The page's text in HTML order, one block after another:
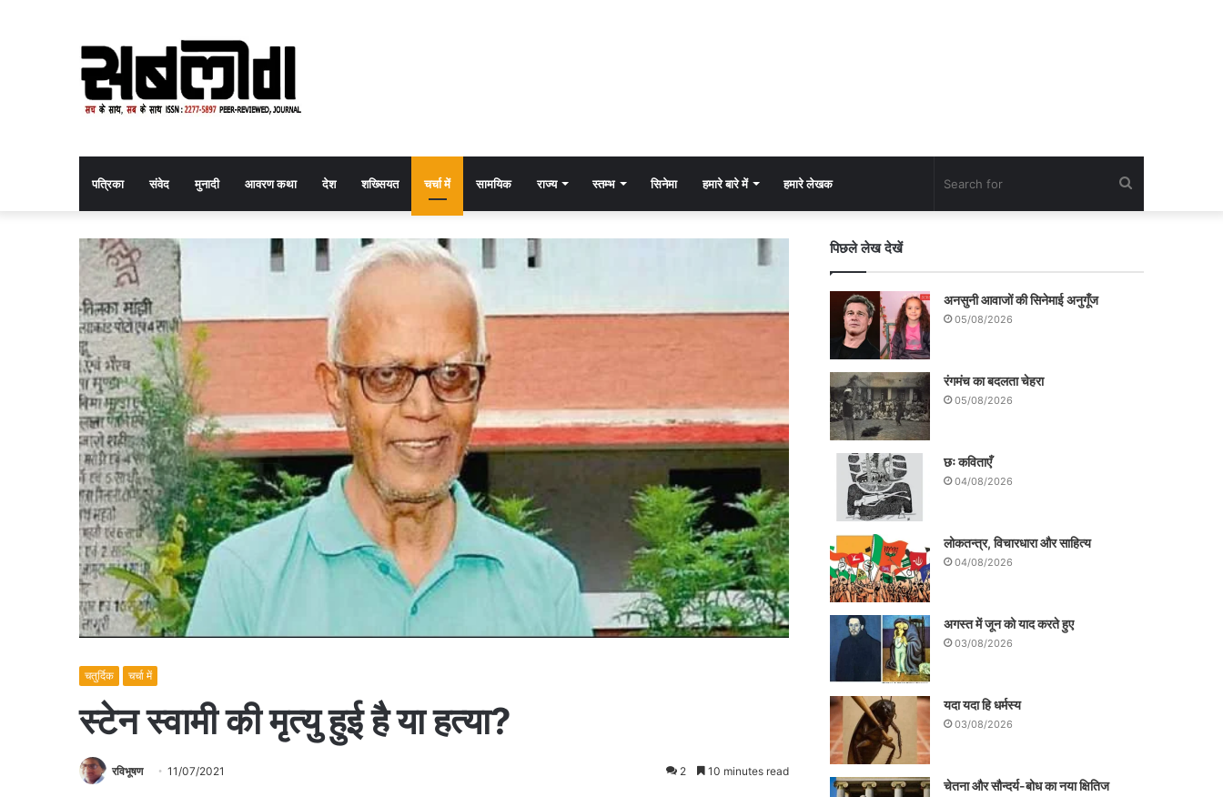
पत्रिका संवेद मुनादी आवरण कथा देश शख्सियत चर्चा में सामयिक राज्य स्तम्भ सिनेमा हमारे बारे में हमारे लेखक
चतुर्दिक चर्चा में
स्टेन स्वामी की मृत्यु हुई है या हत्या?
रविभूषण 11/07/2021 2 10 minutes read
पिछले लेख देखें
अनसुनी आवाजों की सिनेमाई अनुगूँज
05/08/2026
रंगमंच का बदलता चेहरा
05/08/2026
छः कविताएँ
04/08/2026
लोकतन्त्र, विचारधारा और साहित्य
04/08/2026
अगस्त में जून को याद करते हुए
03/08/2026
यदा यदा हि धर्मस्य
03/08/2026
चेतना और सौन्दर्य-बोध का नया क्षितिज